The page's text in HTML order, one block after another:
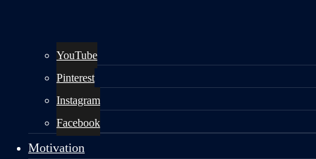
YouTube
Pinterest
Instagram
Facebook
Motivation